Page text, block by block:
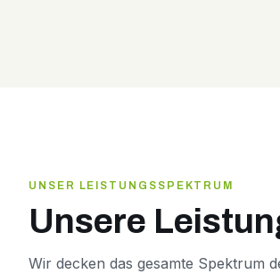
UNSER LEISTUNGSSPEKTRUM
Unsere
Wir decken das gesamte Spektrum